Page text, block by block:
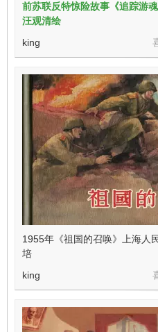
前苏联反特惊险故事《追踪游魂
汪观清绘
king
1955年《祖国的召唤》上海人
培
king